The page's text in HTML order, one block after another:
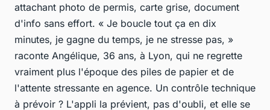
attachant photo de permis, carte grise, document
d'info sans effort. « Je boucle tout ça en dix
minutes, je gagne du temps, je ne stresse pas, »
raconte Angélique, 36 ans, à Lyon, qui ne regrette
vraiment plus l'époque des piles de papier et de
l'attente stressante en agence. Un contrôle technique
à prévoir ? L'appli la prévient, pas d'oubli, et elle se